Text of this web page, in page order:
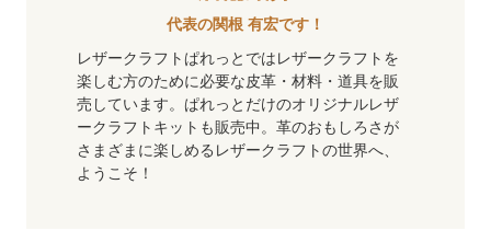
代表の関根 有宏です！
レザークラフトぱれっとではレザークラフトを
楽しむ方のために必要な皮革・材料・道具を販
売しています。ぱれっとだけのオリジナルレザ
ークラフトキットも販売中。革のおもしろさが
さまざまに楽しめるレザークラフトの世界へ、
ようこそ！